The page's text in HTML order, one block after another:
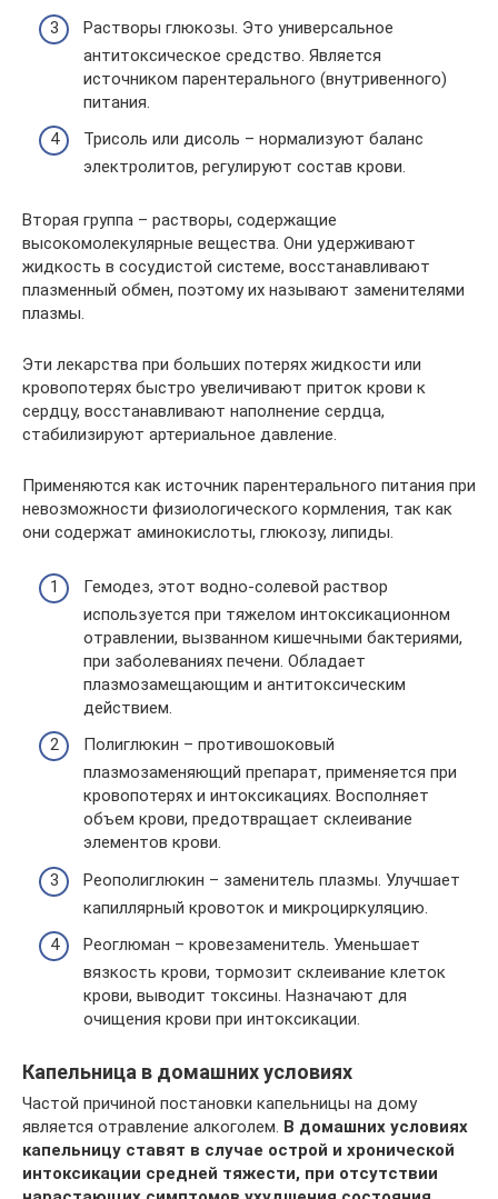
Растворы глюкозы. Это универсальное
антитоксическое средство. Является
источником парентерального (внутривенного)
питания.
Трисоль или дисоль – нормализуют баланс
электролитов, регулируют состав крови.
Вторая группа – растворы, содержащие
высокомолекулярные вещества. Они удерживают
жидкость в сосудистой системе, восстанавливают
плазменный обмен, поэтому их называют заменителями
плазмы.
Эти лекарства при больших потерях жидкости или
кровопотерях быстро увеличивают приток крови к
сердцу, восстанавливают наполнение сердца,
стабилизируют артериальное давление.
Применяются как источник парентерального питания при
невозможности физиологического кормления, так как
они содержат аминокислоты, глюкозу, липиды.
Гемодез, этот водно-солевой раствор
используется при тяжелом интоксикационном
отравлении, вызванном кишечными бактериями,
при заболеваниях печени. Обладает
плазмозамещающим и антитоксическим
действием.
Полиглюкин – противошоковый
плазмозаменяющий препарат, применяется при
кровопотерях и интоксикациях. Восполняет
объем крови, предотвращает склеивание
элементов крови.
Реополиглюкин – заменитель плазмы. Улучшает
капиллярный кровоток и микроциркуляцию.
Реоглюман – кровезаменитель. Уменьшает
вязкость крови, тормозит склеивание клеток
крови, выводит токсины. Назначают для
очищения крови при интоксикации.
Капельница в домашних условиях
Частой причиной постановки капельницы на дому
является отравление алкоголем. В домашних условиях
капельницу ставят в случае острой и хронической
интоксикации средней тяжести, при отсутствии